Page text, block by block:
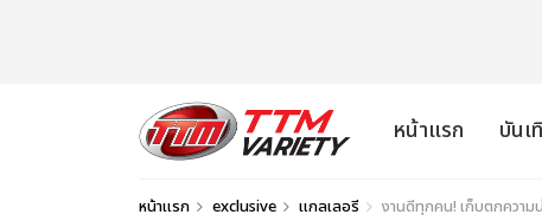
หน้าแรก บันเ
หน้าแรก exclusive แกลเลอรี งานดีทุกคน! เก็บตกความ